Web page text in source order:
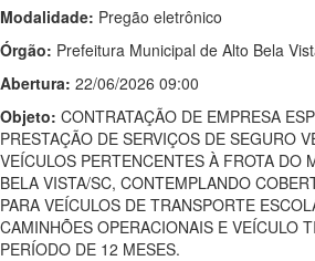
Modalidade: Pregão eletrônico
Órgão: Prefeitura Municipal de Alto Bela
Abertura: 22/06/2026 09:00
Objeto: CONTRATAÇÃO DE EMPRESA
PRESTAÇÃO DE SERVIÇOS DE SEGURO
VEÍCULOS PERTENCENTES À FROTA DO
BELA VISTA/SC, CONTEMPLANDO
PARA VEÍCULOS DE TRANSPORTE
CAMINHÕES OPERACIONAIS E VEÍCULO
PERÍODO DE 12 MESES.